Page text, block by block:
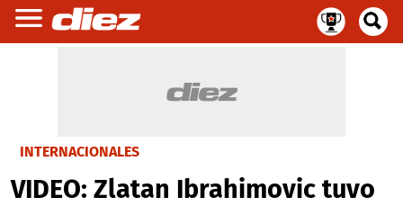
INTERNACIONALES
VIDEO: Zlatan Ibrahimovic tuvo